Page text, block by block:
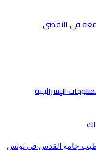
الإسرائيلية